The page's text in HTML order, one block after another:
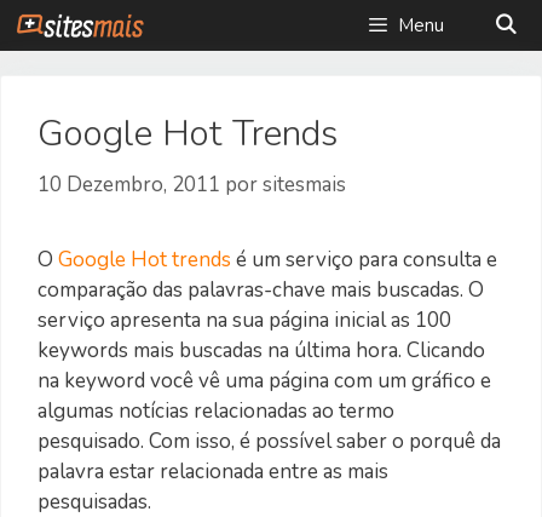
Saltar
para
Menu
Google Hot Trends
10 Dezembro, 2011 porsitesmais
O Google Hot trends é um serviço para consulta e
comparação das palavras-chave mais buscadas. O
serviço apresenta na sua página inicial as 100
keywords mais buscadas na última hora. Clicando
na keyword você vê uma página com um gráfico e
algumas notícias relacionadas ao termo
pesquisado. Com isso, é possível saber o porquê da
palavra estar relacionada entre as mais
pesquisadas.